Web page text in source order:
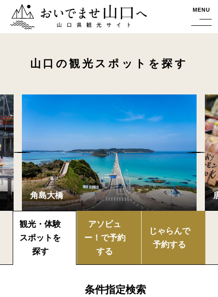
おいでませ山口へー山口県観光サイト MENU
山口の観光スポットを探す
観光・体験
スポットを
探す
アソビュ
ー！で予約
する
じゃらんで
予約する
条件指定検索